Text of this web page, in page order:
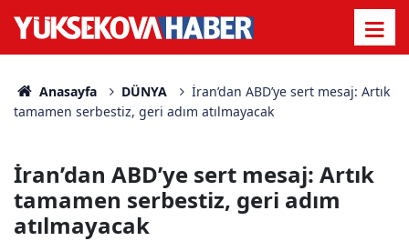
Anasayfa DÜNYA
İran’dan ABD’ye sert mesaj: Artık
tamamen serbestiz, geri adım atılmayacak
İran’dan ABD’ye sert mesaj: Artık
tamamen serbestiz, geri adım
atılmayacak